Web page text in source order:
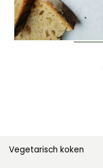
Vegetarisch koken